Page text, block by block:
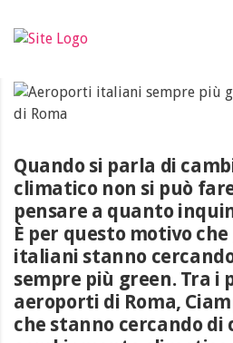
primi quelli di Roma
Quando si parla di
climatico non si può
pensare a quanto
È per questo motivo
italiani stanno
sempre più green. Tra i
aeroporti di Roma,
che stanno cercando